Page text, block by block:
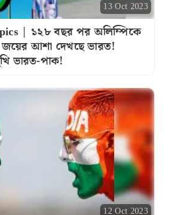
13 Oct 2023
| ১২৮ বছর পর অলিম্পিকে
আশা দেখছে ভারত!
ভারত-পাক!
12 Oct 2023